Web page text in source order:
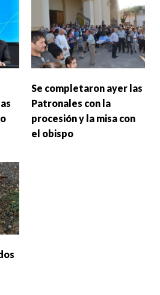
Se completaron ayer las
Patronales con la
procesión y la misa con
el obispo